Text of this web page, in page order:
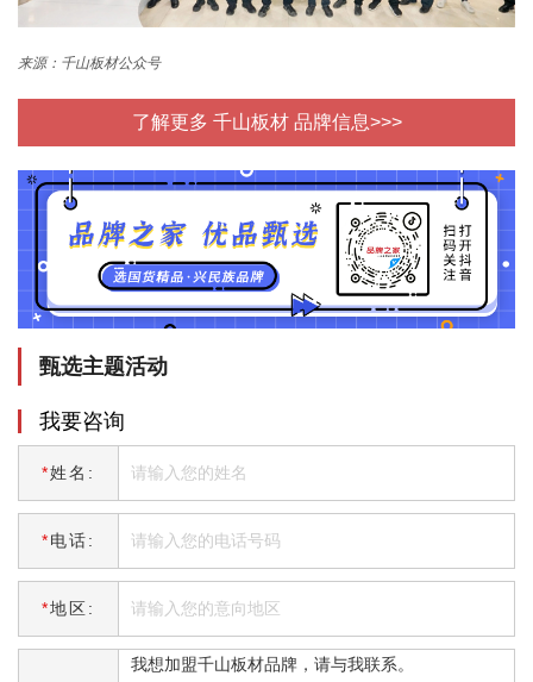
来源：千山板材公众号
了解更多 千山板材 品牌信息>>>
甄选主题活动
我要咨询
*姓名:
*电话:
*地区: